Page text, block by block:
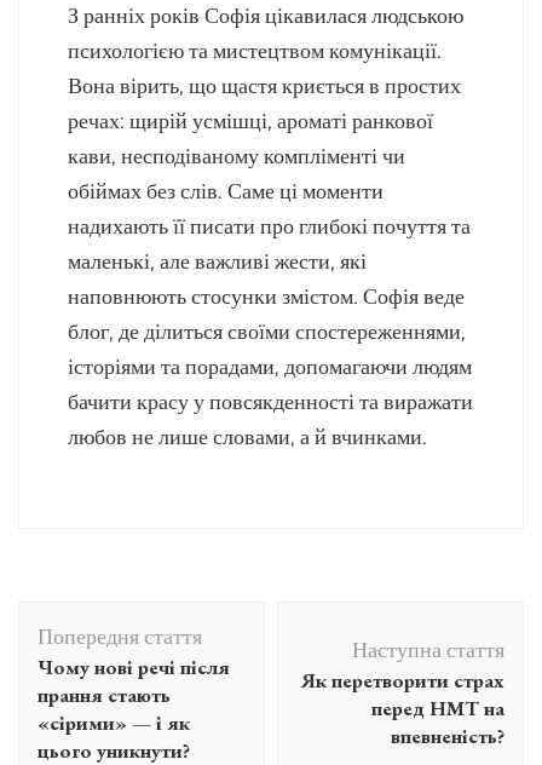
З ранніх років Софія цікавилася людською
психологією та мистецтвом комунікації.
Вона вірить, що щастя криється в простих
речах: щирій усмішці, ароматі ранкової
кави, несподіваному компліменті чи
обіймах без слів. Саме ці моменти
надихають її писати про глибокі почуття та
маленькі, але важливі жести, які
наповнюють стосунки змістом. Софія веде
блог, де ділиться своїми спостереженнями,
історіями та порадами, допомагаючи людям
бачити красу у повсякденності та виражати
любов не лише словами, а й вчинками.
по
запису
Попередня стаття
Чому нові речі після
прання стають
«сірими» — і як
цього уникнути?
Наступна стаття
Як перетворити страх
перед НМТ на
впевненість?